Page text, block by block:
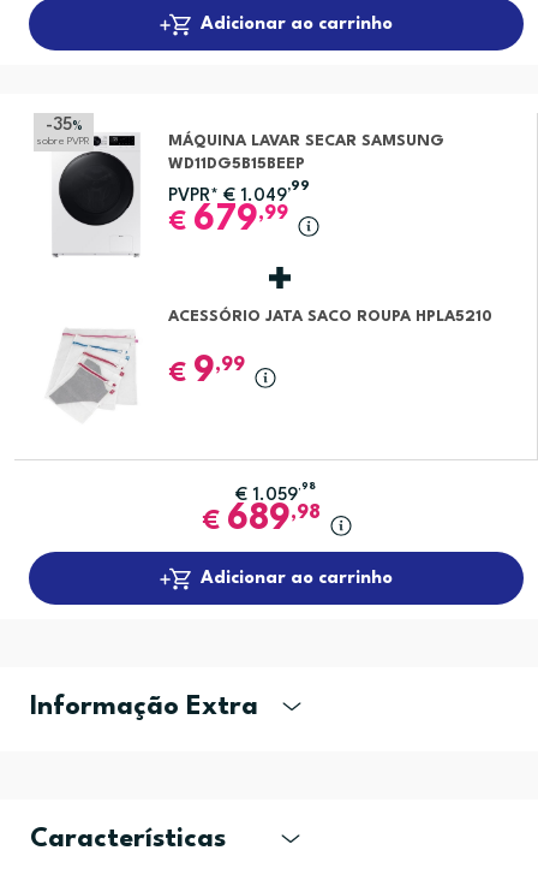
Adicionar ao carrinho
-35%
sobre PVPR
MÁQUINA LAVAR SECAR SAMSUNG
WD11DG5B15BEEP
PVPR* € 1.049
,99
€ 679,99
ACESSÓRIO JATA SACO ROUPA HPLA5210
€ 9,99
€ 1.059,98
€ 689,98
Adicionar ao carrinho
Informação Extra
Características